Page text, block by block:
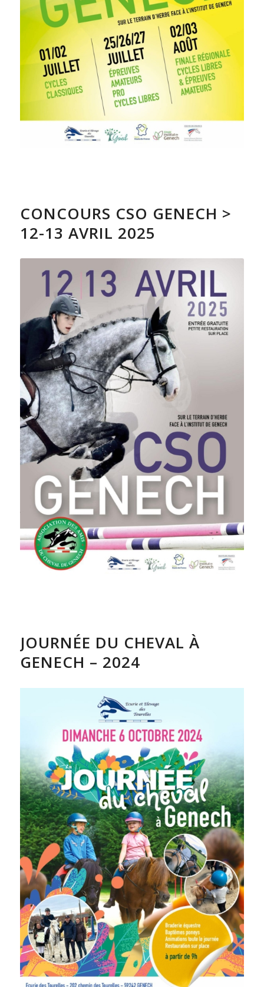
CONCOURS CSO GENECH >
12-13 AVRIL 2025
JOURNÉE DU CHEVAL À
GENECH – 2024